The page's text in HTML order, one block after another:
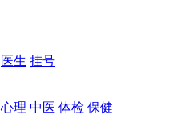
医生 挂号
心理 中医 体检 保健